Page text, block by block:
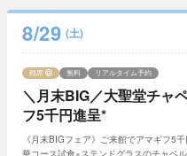
8/29 (土)
＼月末BIG／大聖堂チャ
フ5千円進呈*
残席 無料 リアルタイム予約
《月末BIGフェア》ご来館でアマギフ5
華コース試食×ステンドグラスのチャペ